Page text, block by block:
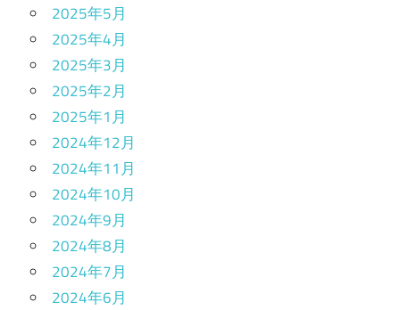
2025年5月
2025年4月
2025年3月
2025年2月
2025年1月
2024年12月
2024年11月
2024年10月
2024年9月
2024年8月
2024年7月
2024年6月